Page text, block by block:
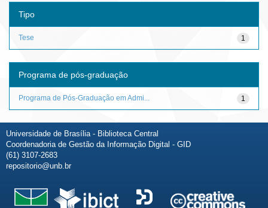
Tipo
1
Tese
Programa de pós-graduação
1
Programa de Pós-Graduação em Admi...
Universidade de Brasília - Biblioteca Central
Coordenadoria de Gestão da Informação Digital - GID
(61) 3107-2683
repositorio@unb.br